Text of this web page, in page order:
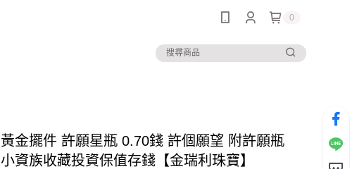
0
黃金擺件 許願星瓶 0.70錢 許個願望 附許願瓶
小資族收藏投資保值存錢【金瑞利珠寶】